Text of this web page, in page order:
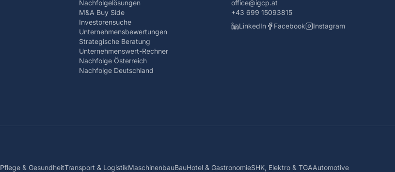
Nachfolgelösungen
M&A Buy Side
Investorensuche
Unternehmensbewertungen
Strategische Beratung
Unternehmenswert-Rechner
Nachfolge Österreich
Nachfolge Deutschland
office@igcp.at
+43 699 15093815
LinkedIn
Facebook Instagram
Pflege & GesundheitTransport & LogistikMaschinenbauBauHotel & GastronomieSHK, Elektro & TGAAutomotive